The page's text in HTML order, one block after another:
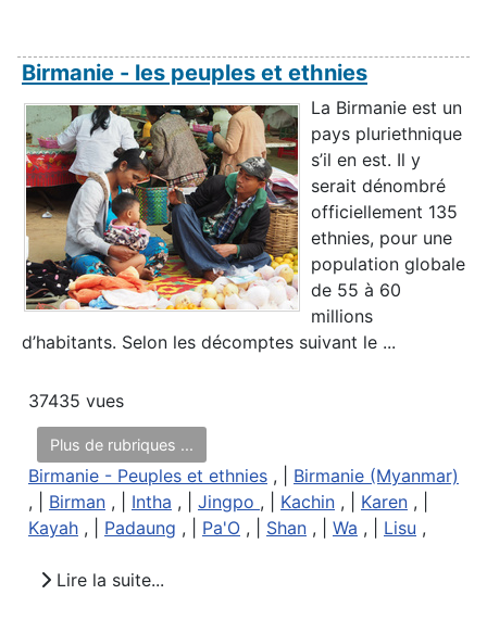
Birmanie - les peuples et ethnies
La Birmanie est un
pays pluriethnique
s’il en est. Il y
serait dénombré
officiellement 135
ethnies, pour une
population globale
de 55 à 60
millions
d’habitants. Selon les décomptes suivant le ...
37435 vues
Plus de rubriques ...
Birmanie - Peuples et ethnies , | Birmanie (Myanmar)
, | Birman , | Intha , | Jingpo , | Kachin , | Karen , |
Kayah , | Padaung , | Pa'O , | Shan , | Wa , | Lisu ,
Lire la suite...